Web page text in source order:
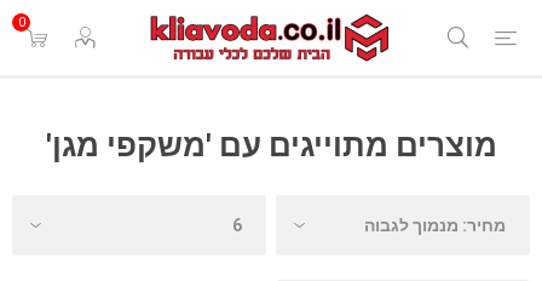
0
מוצרים מתוייגים עם 'משקפי מגן'